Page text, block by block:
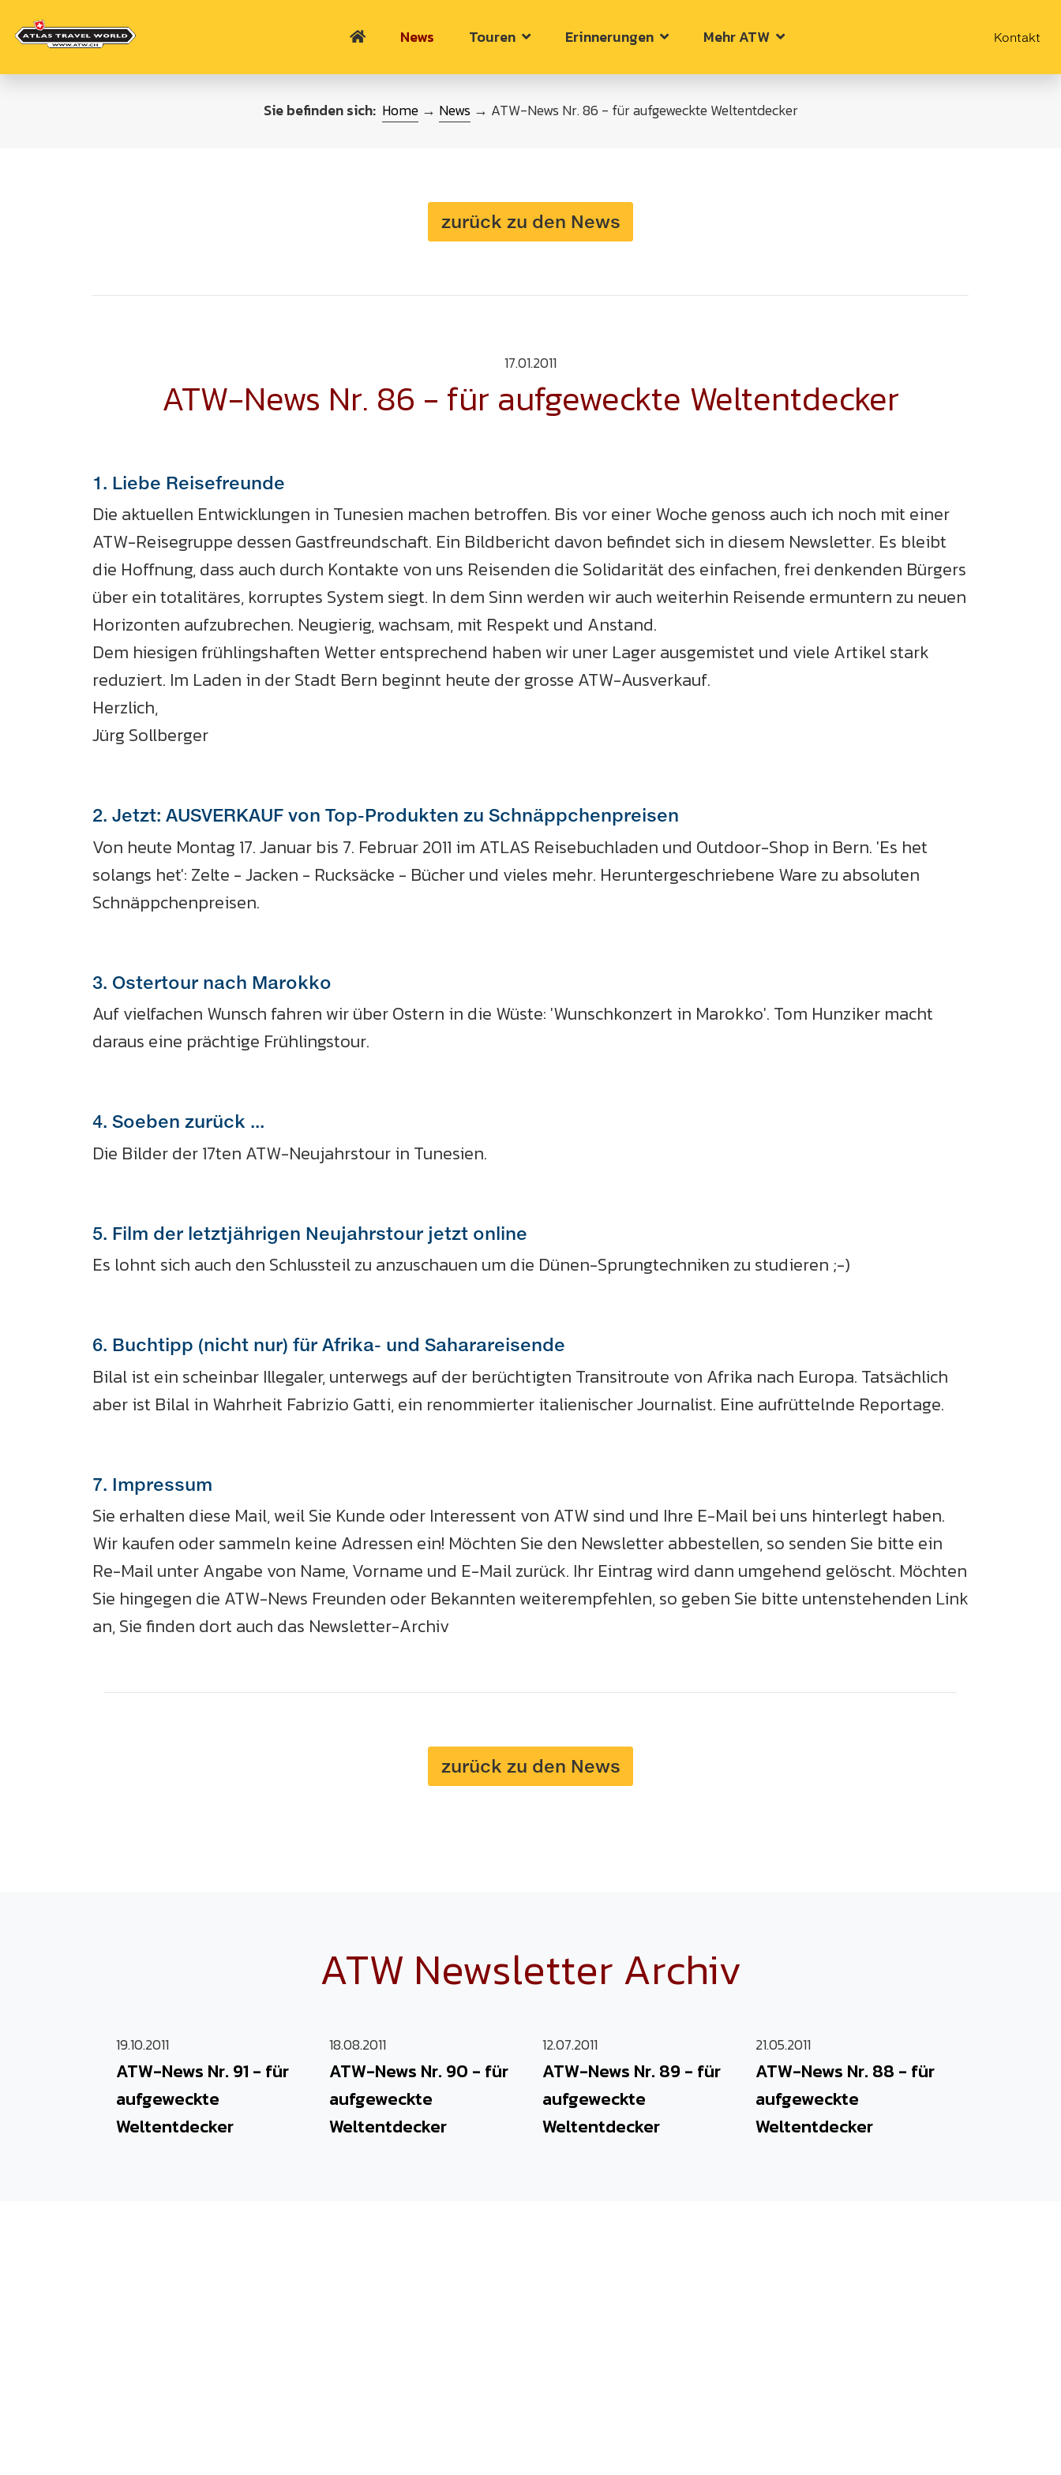
News Touren Erinnerungen Mehr ATW Kontakt
Sie befinden sich: Home→ News → ATW-News Nr. 86 - für aufgeweckte Weltentdecker
zurück zu den News
17.01.2011
ATW-News Nr. 86 - für aufgeweckte Weltentdecker
1. Liebe Reisefreunde
Die aktuellen Entwicklungen in Tunesien machen betroffen. Bis vor einer Woche genoss auch ich noch mit einer
ATW-Reisegruppe dessen Gastfreundschaft. Ein Bildbericht davon befindet sich in diesem Newsletter. Es bleibt
die Hoffnung, dass auch durch Kontakte von uns Reisenden die Solidarität des einfachen, frei denkenden Bürgers
über ein totalitäres, korruptes System siegt. In dem Sinn werden wir auch weiterhin Reisende ermuntern zu neuen
Horizonten aufzubrechen. Neugierig, wachsam, mit Respekt und Anstand.
Dem hiesigen frühlingshaften Wetter entsprechend haben wir uner Lager ausgemistet und viele Artikel stark
reduziert. Im Laden in der Stadt Bern beginnt heute der grosse ATW-Ausverkauf.
Herzlich,
Jürg Sollberger
2. Jetzt: AUSVERKAUF von Top-Produkten zu Schnäppchenpreisen
Von heute Montag 17. Januar bis 7. Februar 2011 im ATLAS Reisebuchladen und Outdoor-Shop in Bern. 'Es het
solangs het': Zelte - Jacken - Rucksäcke - Bücher und vieles mehr. Heruntergeschriebene Ware zu absoluten
Schnäppchenpreisen.
3. Ostertour nach Marokko
Auf vielfachen Wunsch fahren wir über Ostern in die Wüste: 'Wunschkonzert in Marokko'. Tom Hunziker macht
daraus eine prächtige Frühlingstour.
4. Soeben zurück ...
Die Bilder der 17ten ATW-Neujahrstour in Tunesien.
5. Film der letztjährigen Neujahrstour jetzt online
Es lohnt sich auch den Schlussteil zu anzuschauen um die Dünen-Sprungtechniken zu studieren ;-)
6. Buchtipp (nicht nur) für Afrika- und Saharareisende
Bilal ist ein scheinbar Illegaler, unterwegs auf der berüchtigten Transitroute von Afrika nach Europa. Tatsächlich
aber ist Bilal in Wahrheit Fabrizio Gatti, ein renommierter italienischer Journalist. Eine aufrüttelnde Reportage.
7. Impressum
Sie erhalten diese Mail, weil Sie Kunde oder Interessent von ATW sind und Ihre E-Mail bei uns hinterlegt haben.
Wir kaufen oder sammeln keine Adressen ein! Möchten Sie den Newsletter abbestellen, so senden Sie bitte ein
Re-Mail unter Angabe von Name, Vorname und E-Mail zurück. Ihr Eintrag wird dann umgehend gelöscht. Möchten
Sie hingegen die ATW-News Freunden oder Bekannten weiterempfehlen, so geben Sie bitte untenstehenden Link
an, Sie finden dort auch das Newsletter-Archiv
zurück zu den News
ATW Newsletter Archiv
19.10.2011
ATW-News Nr. 91 - für
aufgeweckte
Weltentdecker
18.08.2011
ATW-News Nr. 90 - für
aufgeweckte
Weltentdecker
12.07.2011
ATW-News Nr. 89 - für
aufgeweckte
Weltentdecker
21.05.2011
ATW-News Nr. 88 - für
aufgeweckte
Weltentdecker